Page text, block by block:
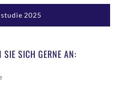
2025
SIE SICH GERNE AN: